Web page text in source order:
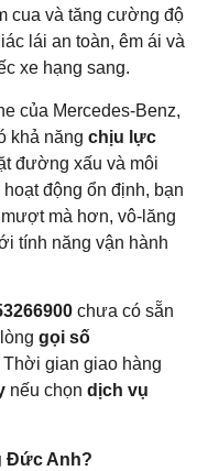
cua và tăng cường độ
lái an toàn, êm ái và
xe hạng sang.
của Mercedes-Benz,
khả năng chịu lực
đường xấu và môi
động ổn định, bạn
mà hơn, vô-lăng
tính năng vận hành
chưa có sẵn
gọi số
gian giao hàng
nếu chọn dịch vụ
Đức Anh?